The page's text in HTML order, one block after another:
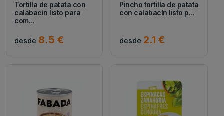
Tortilla de patata con
calabacín listo para
com...
desde 8.5 €
Pincho tortilla de patata
con calabacín listo p...
desde 2.1 €